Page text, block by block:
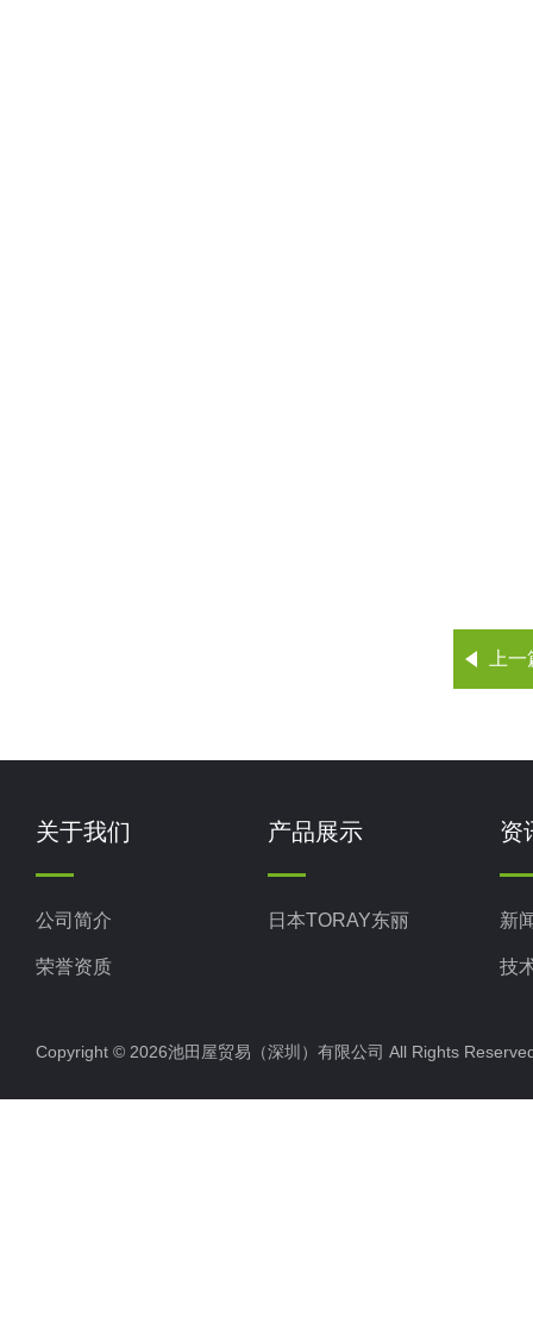
上
关于我们
公司简介
荣誉资质
产品展示
日本TORAY东丽
资
新
技
Copyright © 2026池田屋贸易（深圳）有限公司 All Rights